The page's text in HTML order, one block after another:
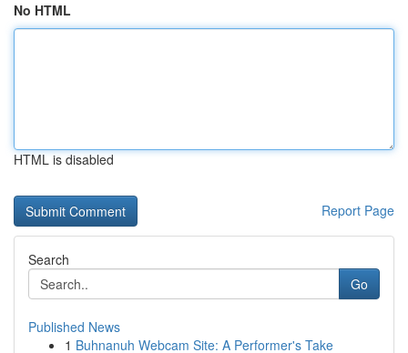
No HTML
HTML is disabled
Report Page
Search
Go
Published News
1 Buhnanuh Webcam Site: A Performer's Take